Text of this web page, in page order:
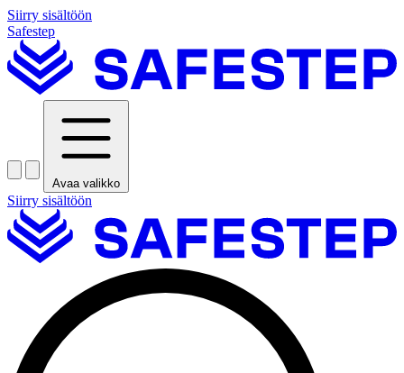
Siirry sisältöön
Safestep
Avaa valikko
Siirry sisältöön